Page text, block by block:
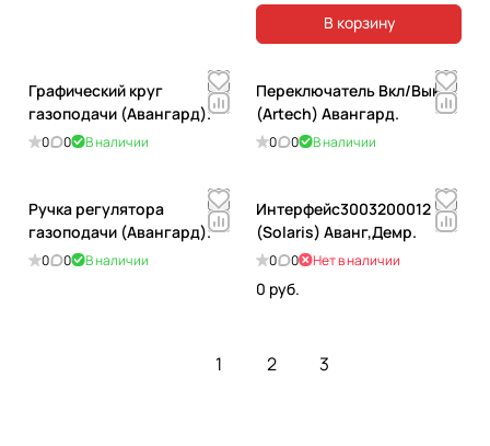
В корзину
Графический круг
газоподачи (Авангард).
0 0 В наличии
Переключатель Вкл/Выкл
(Artech) Авангард.
0 0 В наличии
Ручка регулятора
газоподачи (Авангард).
0 0 В наличии
Интерфейс3003200012
(Solaris) Аванг,Демр.
0 0 Нет в наличии
0 руб.
1 2 3